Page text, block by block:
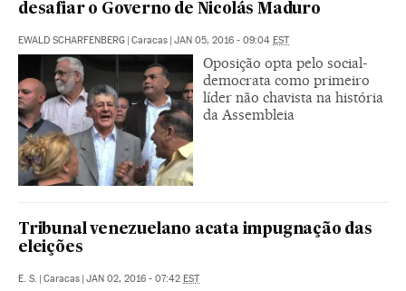
desafiar o Governo de Nicolás Maduro
EWALD SCHARFENBERG | Caracas | JAN 05, 2016 - 09:04 EST
Oposição opta pelo social-
democrata como primeiro
líder não chavista na história
da Assembleia
Tribunal venezuelano acata impugnação das
eleições
E. S. | Caracas | JAN 02, 2016 - 07:42 EST